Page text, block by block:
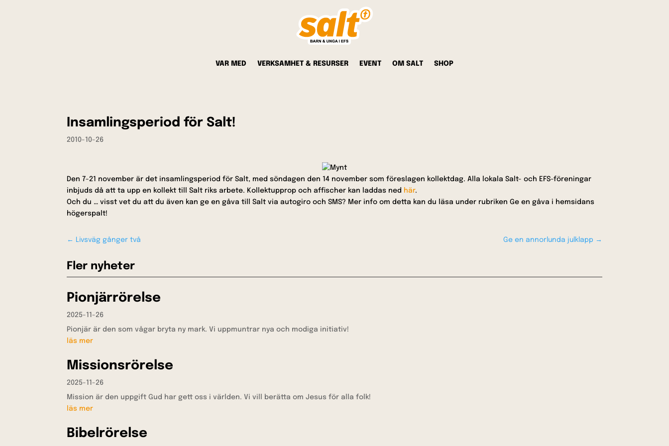
VAR MED VERKSAMHET & RESURSER EVENT OM SALT SHOP
Insamlingsperiod för Salt!
2010-10-26
Den 7-21 november är det insamlingsperiod för Salt, med söndagen den 14 november som föreslagen kollektdag. Alla lokala Salt- och EFS-föreningar
inbjuds då att ta upp en kollekt till Salt riks arbete. Kollektupprop och affischer kan laddas ned här.
Och du … visst vet du att du även kan ge en gåva till Salt via autogiro och SMS? Mer info om detta kan du läsa under rubriken Ge en gåva i hemsidans
högerspalt!
← Livsväg gånger två Ge en annorlunda julklapp →
Fler nyheter
Pionjärrörelse
2025-11-26
Pionjär är den som vågar bryta ny mark. Vi uppmuntrar nya och modiga initiativ!
läs mer
Missionsrörelse
2025-11-26
Mission är den uppgift Gud har gett oss i världen. Vi vill berätta om Jesus för alla folk!
läs mer
Bibelrörelse